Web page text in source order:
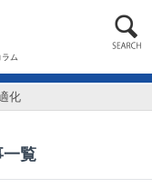
ム
化
一覧